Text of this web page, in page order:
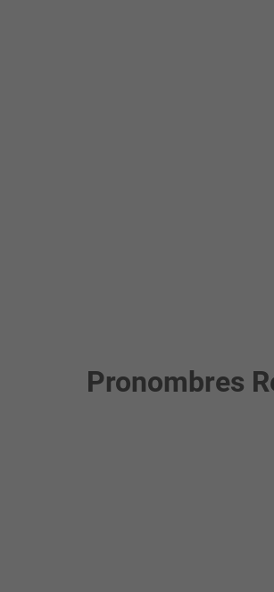
Pronombres